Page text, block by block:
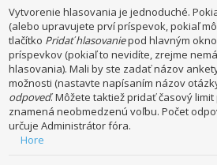
Vytvorenie hlasovania je jednoduché.
(alebo upravujete prví príspevok, pokiaľ
tlačítko Pridať hlasovaniepod hlavným
príspevkov (pokiaľ to nevidíte, zrejme
hlasovania). Mali by ste zadať názov
možnosti (nastavte napísaním názov
odpoveď. Môžete taktiež pridať časový
znamená neobmedzenú voľbu. Počet
určuje Administrátor fóra.
Hore